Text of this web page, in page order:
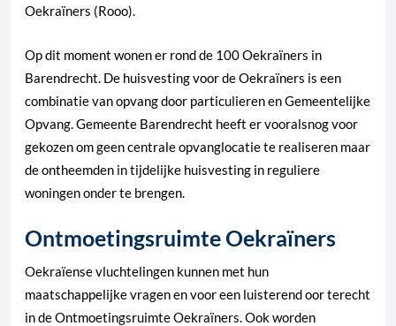
Oekraïners (Rooo).
Op dit moment wonen er rond de 100 Oekraïners in
Barendrecht. De huisvesting voor de Oekraïners is een
combinatie van opvang door particulieren en Gemeentelijke
Opvang. Gemeente Barendrecht heeft er vooralsnog voor
gekozen om geen centrale opvanglocatie te realiseren maar
de ontheemden in tijdelijke huisvesting in reguliere
woningen onder te brengen.
Ontmoetingsruimte Oekraïners
Oekraïense vluchtelingen kunnen met hun
maatschappelijke vragen en voor een luisterend oor terecht
in de Ontmoetingsruimte Oekraïners. Ook worden